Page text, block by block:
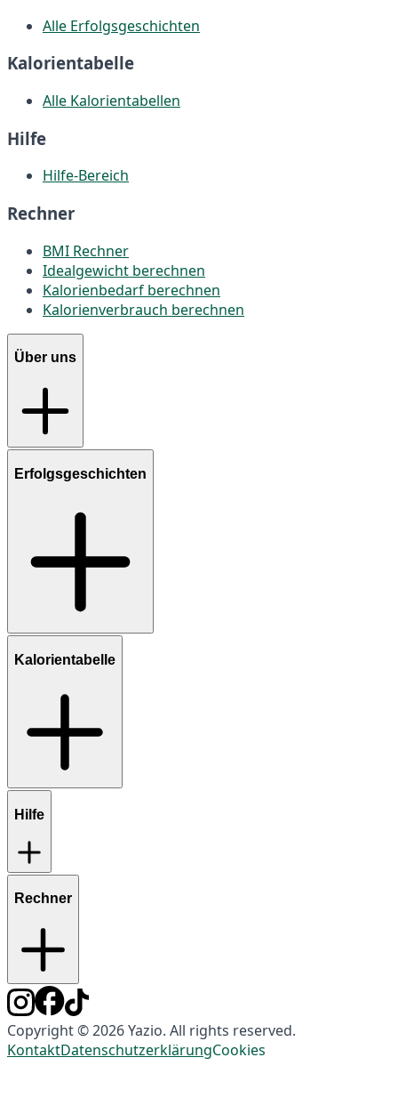
Alle Erfolgsgeschichten
Kalorientabelle
Alle Kalorientabellen
Hilfe
Hilfe-Bereich
Rechner
BMI Rechner
Idealgewicht berechnen
Kalorienbedarf berechnen
Kalorienverbrauch berechnen
Über uns
Erfolgsgeschichten
Kalorientabelle
Hilfe
Rechner
Copyright © 2026 Yazio. All rights reserved.
KontaktDatenschutzerklärungCookies